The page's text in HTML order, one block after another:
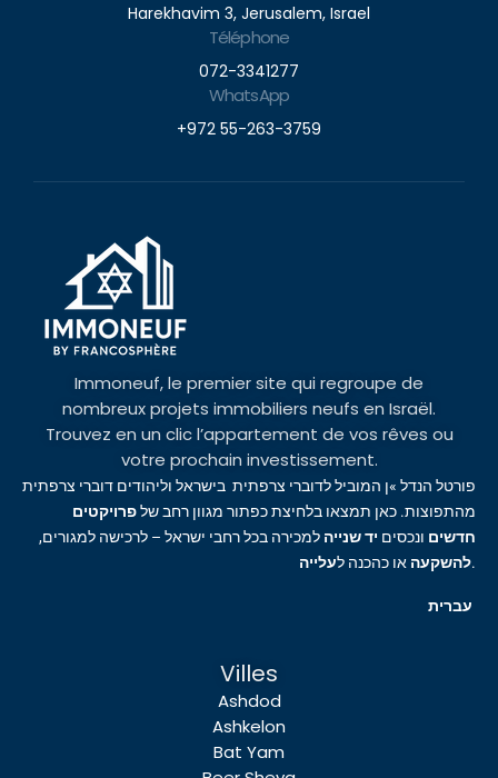
Harekhavim 3, Jerusalem, Israel
Téléphone
072-3341277
WhatsApp
+972 55-263-3759
Immoneuf, le premier site qui regroupe de
nombreux projets immobiliers neufs en Israël.
Trouvez en un clic l’appartement de vos rêves ou
votre prochain investissement.
פורטל הנדל »ן המוביל לדוברי צרפתית בישראל וליהודים דוברי צרפתית
מהתפוצות. כאן תמצאו בלחיצת כפתור מגוון רחב שלפרויקטים
חדשים ונכסים יד שנייה למכירה בכל רחבי ישראל – לרכישה למגורים,
להשקעה או כהכנה לעלייה .
Villes
Ashdod
Ashkelon
Bat Yam